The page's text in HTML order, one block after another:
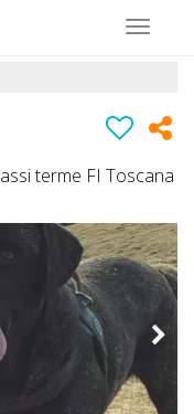
Toggle
terme FI Toscana